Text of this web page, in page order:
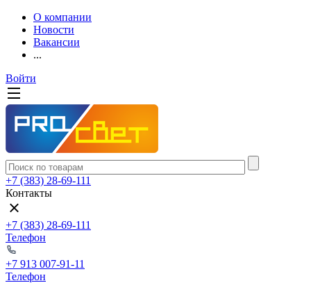
О компании
Новости
Вакансии
...
Войти
+7 (383) 28-69-111
Контакты
+7 (383) 28-69-111
Телефон
+7 913 007-91-11
Телефон